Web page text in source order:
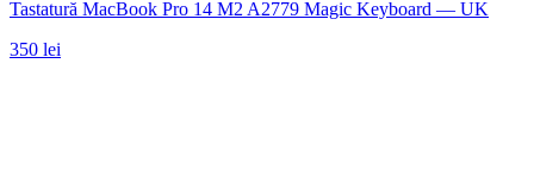
Tastatură MacBook Pro 14 M2 A2779 Magic Keyboard — UK
350 lei